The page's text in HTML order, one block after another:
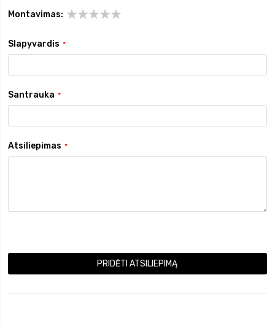
Montavimas
star
stars
stars
stars
stars
Slapyvardis
Santrauka
Atsiliepimas
PRIDĖTI ATSILIEPIMĄ